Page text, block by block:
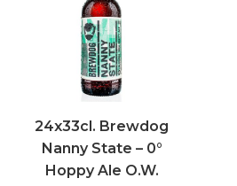
24x33cl. Brewdog
Nanny State – 0°
Hoppy Ale O.W.